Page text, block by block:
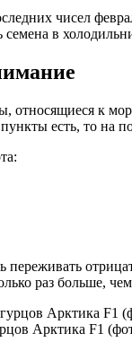
чисел
семена в
относящиеся к
есть, то на
переживать
раз больше,
Арктика F1